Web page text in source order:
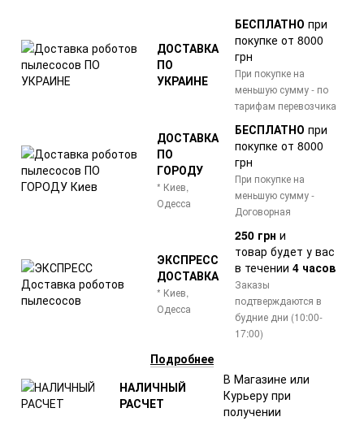
ДОСТАВКА
ПО
УКРАИНЕ
БЕСПЛАТНО при
покупке от 8000
грн
При покупке на
меньшую сумму - по
тарифам перевозчика
ДОСТАВКА
ПО
ГОРОДУ
* Киев,
Одесса
БЕСПЛАТНО при
покупке от 8000
грн
При покупке на
меньшую сумму -
Договорная
ЭКСПРЕСС
ДОСТАВКА
* Киев,
Одесса
250 грн и
товар будет у вас
в течении 4 часов
Заказы
подтверждаются в
будние дни (10:00-
17:00)
Подробнее
НАЛИЧНЫЙ
РАСЧЕТ
В Магазине или
Курьеру при
получении